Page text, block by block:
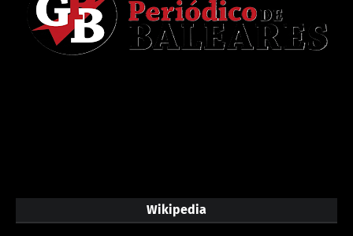
Wikipedia